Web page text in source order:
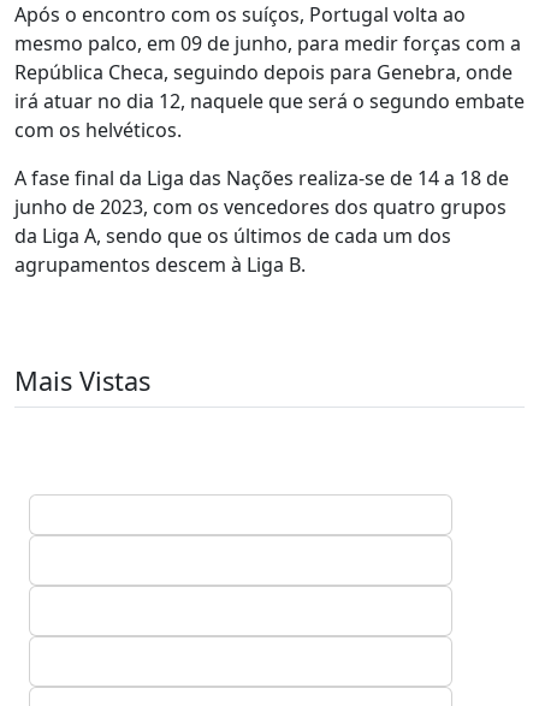
Após o encontro com os suíços, Portugal volta ao
mesmo palco, em 09 de junho, para medir forças com a
República Checa, seguindo depois para Genebra, onde
irá atuar no dia 12, naquele que será o segundo embate
com os helvéticos.
A fase final da Liga das Nações realiza-se de 14 a 18 de
junho de 2023, com os vencedores dos quatro grupos
da Liga A, sendo que os últimos de cada um dos
agrupamentos descem à Liga B.
Mais Vistas